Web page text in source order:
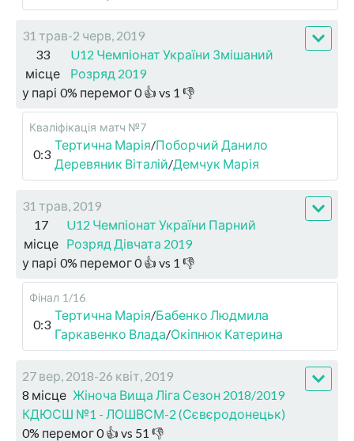
31 трав-2 черв, 2019
33
місце
U12 Чемпіонат України Змішаний
Розряд 2019
у парі 0% перемог0👍 vs 1 👎
Кваліфікація матч №7
0:3
Тертична Марія/Поборчий Данило
Деревяник Віталій/Демчук Марія
31 трав, 2019
17
місце
U12 Чемпіонат України Парний
Розряд Дівчата 2019
у парі 0% перемог0👍 vs 1 👎
Фінал 1/16
0:3
Тертична Марія/Бабенко Людмила
Гаркавенко Влада/Окіпнюк Катерина
27 вер, 2018-26 квіт, 2019
8 місце Жіноча Вища Ліга Сезон 2018/2019
КДЮСШ №1 - ЛОШВСМ-2 (Сєвєродонецьк)
0% перемог0👍 vs 51 👎